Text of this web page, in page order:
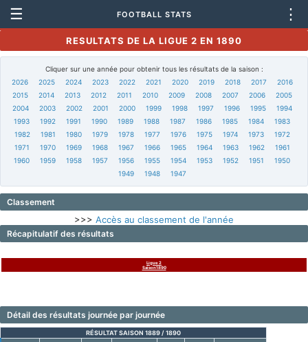
☰ FOOTBALL STATS ⋮
RESULTATS DE LA LIGUE 2 EN 1890
Cliquer sur une année pour obtenir tous les résultats de la saison :
2026
2025 2024 2023 2022 2021 2020 2019 2018 2017
2016
2015
2014 2013 2012 2011 2010 2009 2008 2007 2006
2005
2004
2003 2002 2001 2000 1999 1998 1997 1996 1995
1994
1993
1992 1991 1990 1989 1988 1987 1986 1985 1984
1983
1982
1981 1980 1979 1978 1977 1976 1975 1974 1973
1972
1971
1970 1969 1968 1967 1966 1965 1964 1963 1962
1961
1960
1959 1958 1957 1956 1955 1954 1953 1952 1951
1950
1949
1948 1947
Classement
>>> Accès au classement de l'année
Récapitulatif des résultats
Ligue 2
Saison1890
Détail des résultats journée par journée
RÉSULTAT SAISON 1889 / 1890